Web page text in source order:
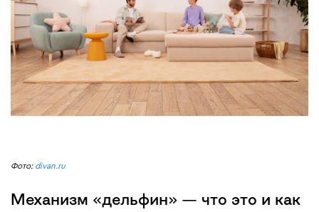
Фото: divan.ru
Механизм «дельфин» — что это и как